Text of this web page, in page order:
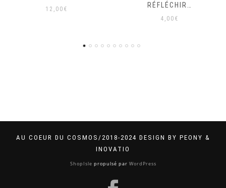
12,00 €
RÉFLÉCHIR…
4,00 €
AU COEUR DU COSMOS/2018-2024 DESIGN BY PEONY &
INOVATIO
ShopIsle propulsé par WordPress